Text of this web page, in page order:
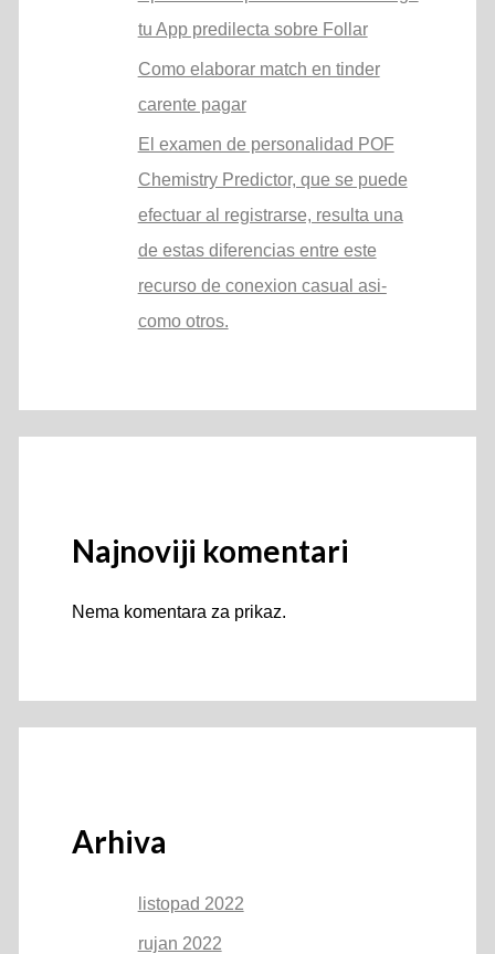
tu App predilecta sobre Follar
Como elaborar match en tinder
carente pagar
El examen de personalidad POF
Chemistry Predictor, que se puede
efectuar al registrarse, resulta una
de estas diferencias entre este
recurso de conexion casual asi­
como otros.
Najnoviji komentari
Nema komentara za prikaz.
Arhiva
listopad 2022
rujan 2022